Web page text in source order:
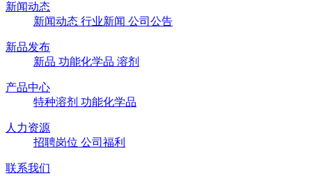
新闻动态
新闻动态 行业新闻 公司公告
新品发布
新品 功能化学品 溶剂
产品中心
特种溶剂 功能化学品
人力资源
招聘岗位 公司福利
联系我们